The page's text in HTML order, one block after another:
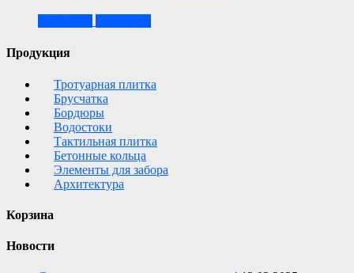
Продукция
Тротуарная плитка
Брусчатка
Бордюры
Водостоки
Тактильная плитка
Бетонные кольца
Элементы для забора
Архитектура
Корзина
Новости